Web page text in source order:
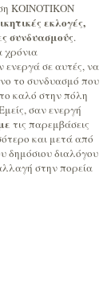
ΚΟΙΝΟΤΙΚΟΝ
εκλογές,
συνδυασμούς.
χρόνια
ενεργά σε αυτές, να
το συνδυασμό που
καλό στην πόλη
σαν ενεργή
τις παρεμβάσεις
και μετά από
δημόσιου διαλόγου
στην πορεία